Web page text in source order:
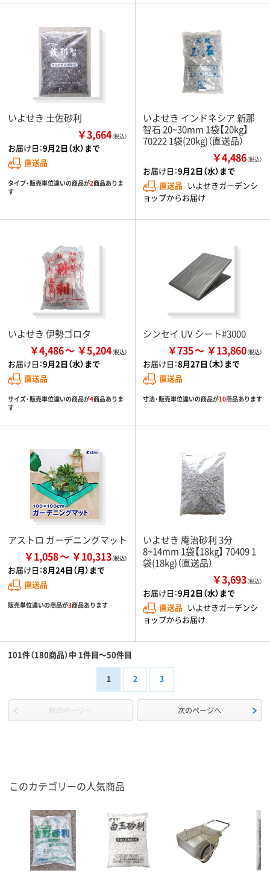
いよせき 土佐砂利
￥3,664（税込）
お届け日：9月2日（水）まで
直送品
タイプ・販売単位違いの商品が2商品ありま
す
いよせき インドネシア 新那
智石 20~30mm 1袋【20kg】
70222 1袋(20kg)（直送品）
￥4,486（税込）
お届け日：9月2日（水）まで
直送品 いよせきガーデンシ
ョップからお届け
いよせき 伊勢ゴロタ
￥4,486 ￥5,204
お届け日：9月2日（水）まで
直送品
サイズ・販売単位違いの商品が4商品ありま
す
シンセイ UV シート#3000
￥735 ￥13,860
お届け日：8月27日（木）まで
直送品
寸法・販売単位違いの商品が10商品あります
アストロ ガーデニングマット
￥1,058 ￥10,313
お届け日：8月24日（月）まで
直送品
販売単位違いの商品が3商品あります
いよせき 庵治砂利 3分
8~14mm 1袋【18kg】 70409 1
袋(18kg)（直送品）
￥3,693（税込）
お届け日：9月2日（水）まで
直送品 いよせきガーデンシ
ョップからお届け
101件（180商品）中 1件目～50件目
1 2 3
前のページへ 次のページへ
このカテゴリーの人気商品